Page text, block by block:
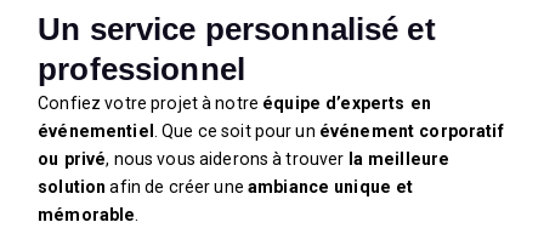
Un service personnalisé et
professionnel
Confiez votre projet à notre équipe d’experts en
événementiel
. Que ce soit pour un événement corporatif
ou privé, nous vous aiderons à trouver la meilleure
solution afin de créer une ambiance unique et
mémorable